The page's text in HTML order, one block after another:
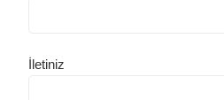
İletiniz